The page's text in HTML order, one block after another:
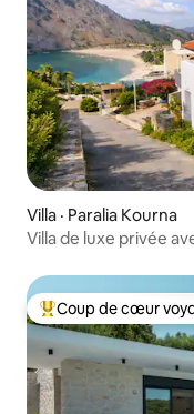
Villa · Paralia Kourna
Villa de luxe privée
Coup de cœur
Coup de cœur